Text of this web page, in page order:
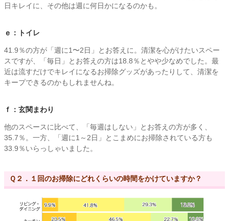
日キレイに、その他は週に何日かになるのかも。
ｅ：トイレ
41.9％の方が「週に1〜2日」とお答えに。清潔を心がけたいスペー
スですが、「毎日」とお答えの方は18.8％とやや少なめでした。最
近は流すだけでキレイになるお掃除グッズがあったりして、清潔を
キープできるのかもしれませんね。
ｆ：玄関まわり
他のスペースに比べて、「毎週はしない」とお答えの方が多く、
35.7％。一方、「週に1～2日」とこまめにお掃除されている方も
33.9％いらっしゃいました。
Ｑ２．１回のお掃除にどれくらいの時間をかけていますか？